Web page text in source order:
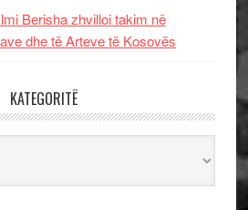
Berisha zhvilloi takim në
dhe të Arteve të Kosovës
KATEGORITË